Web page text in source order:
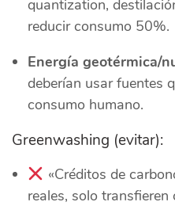
quantization,
reducir consumo 50%.
Energía geotérmica/
deberían usar fuentes
consumo humano.
Greenwashing (evitar):
«Créditos de
reales, solo transfieren